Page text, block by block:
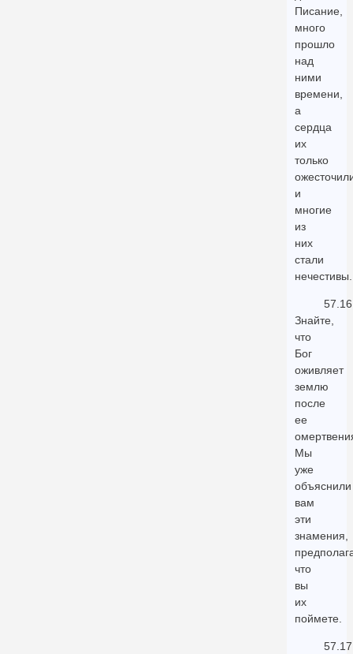
Писание,
много
прошло
над
ними
времени,
а
сердца
их
только
и
многие
из
них
стали
нечестивы.
57.16
Знайте,
что
Бог
оживляет
землю
после
ее
Мы
уже
объяснили
вам
эти
знамения,
что
вы
их
поймете.
57.17